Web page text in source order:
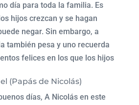
día para toda la familia. Es
hijos crezcan y se hagan
negar. Sin embargo, a
también pesa y uno recuerda
felices en los que los hijos
(Papás de Nicolás)
días, A Nicolás en este